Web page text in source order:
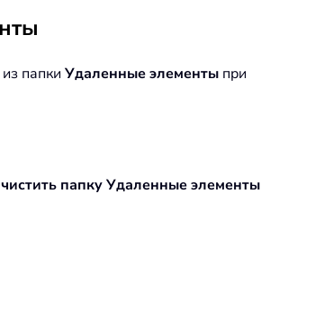
папки Удаленные элементы при
папку Удаленные элементы